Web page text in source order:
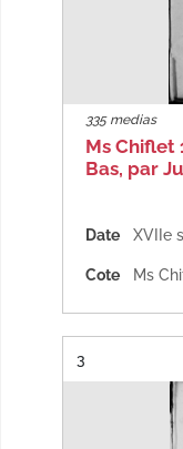
335 medias
Ms Chiflet
Bas, par
Date XVIIe
Cote Ms
Résultat n°
3